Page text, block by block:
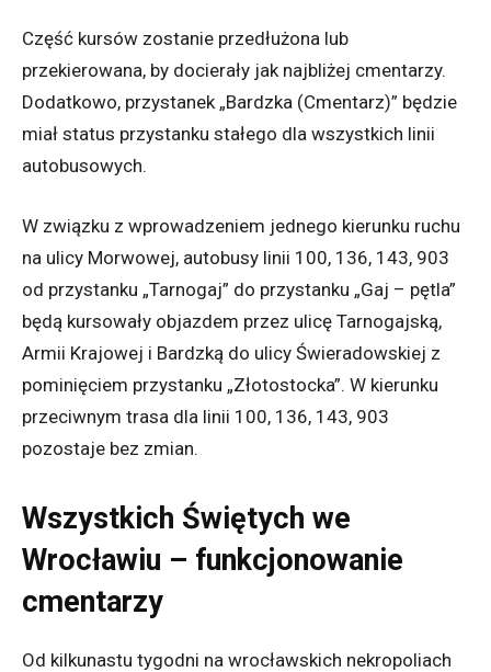
Część kursów zostanie przedłużona lub
przekierowana, by docierały jak najbliżej cmentarzy.
Dodatkowo, przystanek „Bardzka (Cmentarz)” będzie
miał status przystanku stałego dla wszystkich linii
autobusowych.
W związku z wprowadzeniem jednego kierunku ruchu
na ulicy Morwowej, autobusy linii 100, 136, 143, 903
od przystanku „Tarnogaj” do przystanku „Gaj – pętla”
będą kursowały objazdem przez ulicę Tarnogajską,
Armii Krajowej i Bardzką do ulicy Świeradowskiej z
pominięciem przystanku „Złotostocka”. W kierunku
przeciwnym trasa dla linii 100, 136, 143, 903
pozostaje bez zmian.
Wszystkich Świętych we
Wrocławiu – funkcjonowanie
cmentarzy
Od kilkunastu tygodni na wrocławskich nekropoliach